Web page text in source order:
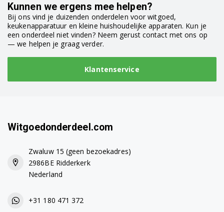
DS7331PX0 7188232500
DS7331PX0BX 7188233930
DS7332PX0 7188232150
DS7333PA0 7188231760
DS7333PX0 7188233970
Kunnen we ergens mee helpen?
Bij ons vind je duizenden onderdelen voor witgoed,
keukenapparatuur en kleine huishoudelijke apparaten. Kun je
een onderdeel niet vinden? Neem gerust contact met ons op
— we helpen je graag verder.
Klantenservice
Witgoedonderdeel.com
Zwaluw 15 (geen bezoekadres)
2986BE Ridderkerk
Nederland
+31 180 471 372